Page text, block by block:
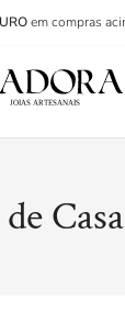
em compras